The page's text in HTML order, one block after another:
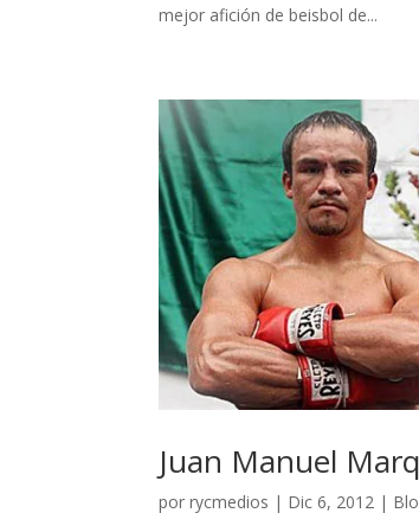
mejor afición de beisbol de...
Juan Manuel
porrycmedios | Dic 6, 2012 |